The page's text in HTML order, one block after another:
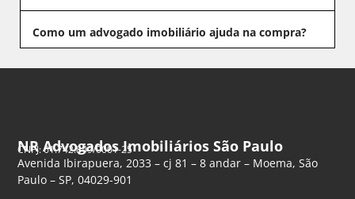
Como um advogado imobiliário ajuda na compra?
NR Advogados Imobiliários São Paulo
CNPJ: 61.742.849/0001-25
Avenida Ibirapuera, 2033 – cj 81 – 8 andar – Moema, São
Paulo – SP, 04029-901